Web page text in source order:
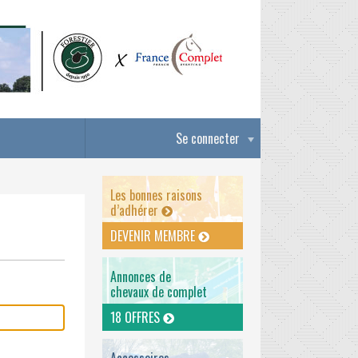
Se connecter
Les bonnes raisons
d’adhérer
DEVENIR MEMBRE
Annonces de
chevaux de complet
18 OFFRES